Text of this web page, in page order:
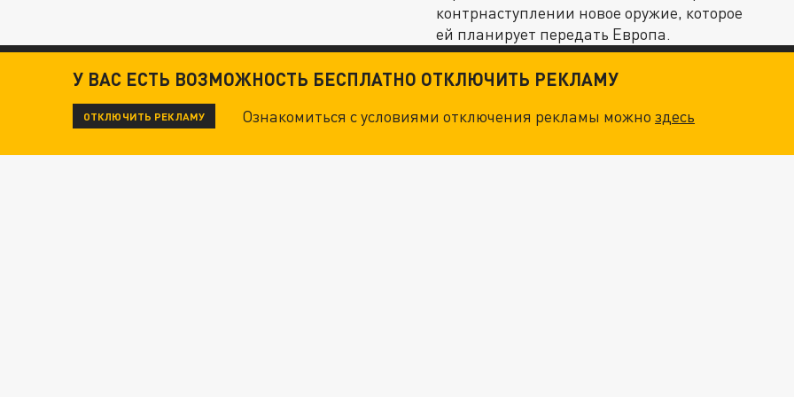
контрнаступлении новое оружие, которое
ей планирует передать Европа.
У ВАС ЕСТЬ ВОЗМОЖНОСТЬ БЕСПЛАТНО ОТКЛЮЧИТЬ РЕКЛАМУ
ОТКЛЮЧИТЬ РЕКЛАМУ Ознакомиться с условиями отключения рекламы можноздесь